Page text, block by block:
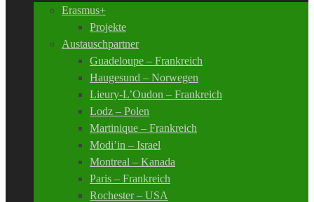
Erasmus+
Projekte
Austauschpartner
Guadeloupe – Frankreich
Haugesund – Norwegen
Lieury-L’Oudon – Frankreich
Lodz – Polen
Martinique – Frankreich
Modi’in – Israel
Montreal – Kanada
Paris – Frankreich
Rochester – USA